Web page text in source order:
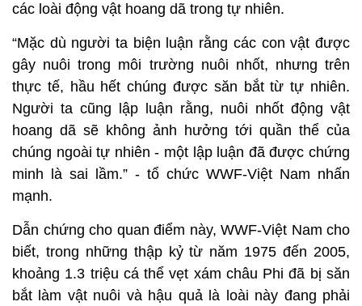
các loài động vật hoang dã trong tự nhiên.
“Mặc dù người ta biện luận rằng các con vật được
gây nuôi trong môi trường nuôi nhốt, nhưng trên
thực tế, hầu hết chúng được săn bắt từ tự nhiên.
Người ta cũng lập luận rằng, nuôi nhốt động vật
hoang dã sẽ không ảnh hưởng tới quần thể của
chúng ngoài tự nhiên - một lập luận đã được chứng
minh là sai lầm.” - tổ chức WWF-Việt Nam nhấn
mạnh.
Dẫn chứng cho quan điểm này, WWF-Việt Nam cho
biết, trong những thập kỷ từ năm 1975 đến 2005,
khoảng 1.3 triệu cá thể vẹt xám châu Phi đã bị săn
bắt làm vật nuôi và hậu quả là loài này đang phải